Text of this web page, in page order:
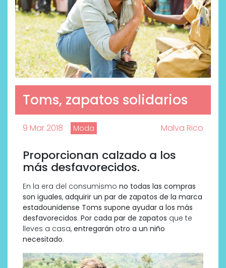
Toms, zapatos solidarios
9 Mar 2018 Moda Malva Rico
Proporcionan calzado a los
más desfavorecidos.
En la era del consumismo no todas las compras
son iguales, adquirir un par de zapatos de la marca
estadounidense Toms supone ayudar a los más
desfavorecidos. Por cada par de zapatos que te
lleves a casa, entregarán otro a un niño
necesitado.